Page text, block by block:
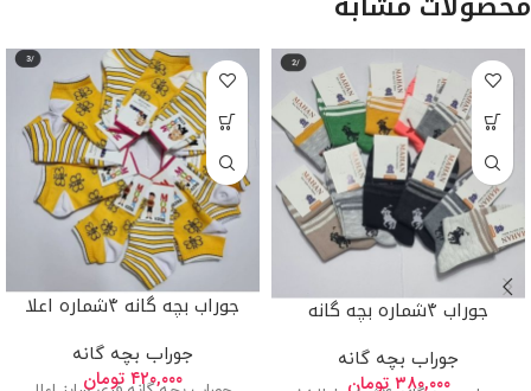
جوراب ۴شماره بچه گانه
جوراب بچه گانه
۳۸۰,۰۰۰ تومان
جوراب بچه گانه ۴شماره اعلا
جوراب بچه گانه
۴۲۰,۰۰۰ تومان